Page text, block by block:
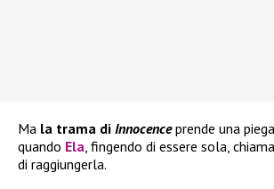
Ma la trama di Innocenceprende una
quando Ela , fingendo di essere sola, chiama
di raggiungerla.